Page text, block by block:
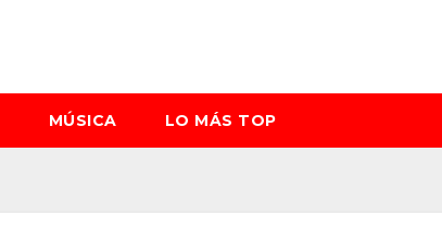
MÚSICA LO MÁS TOP